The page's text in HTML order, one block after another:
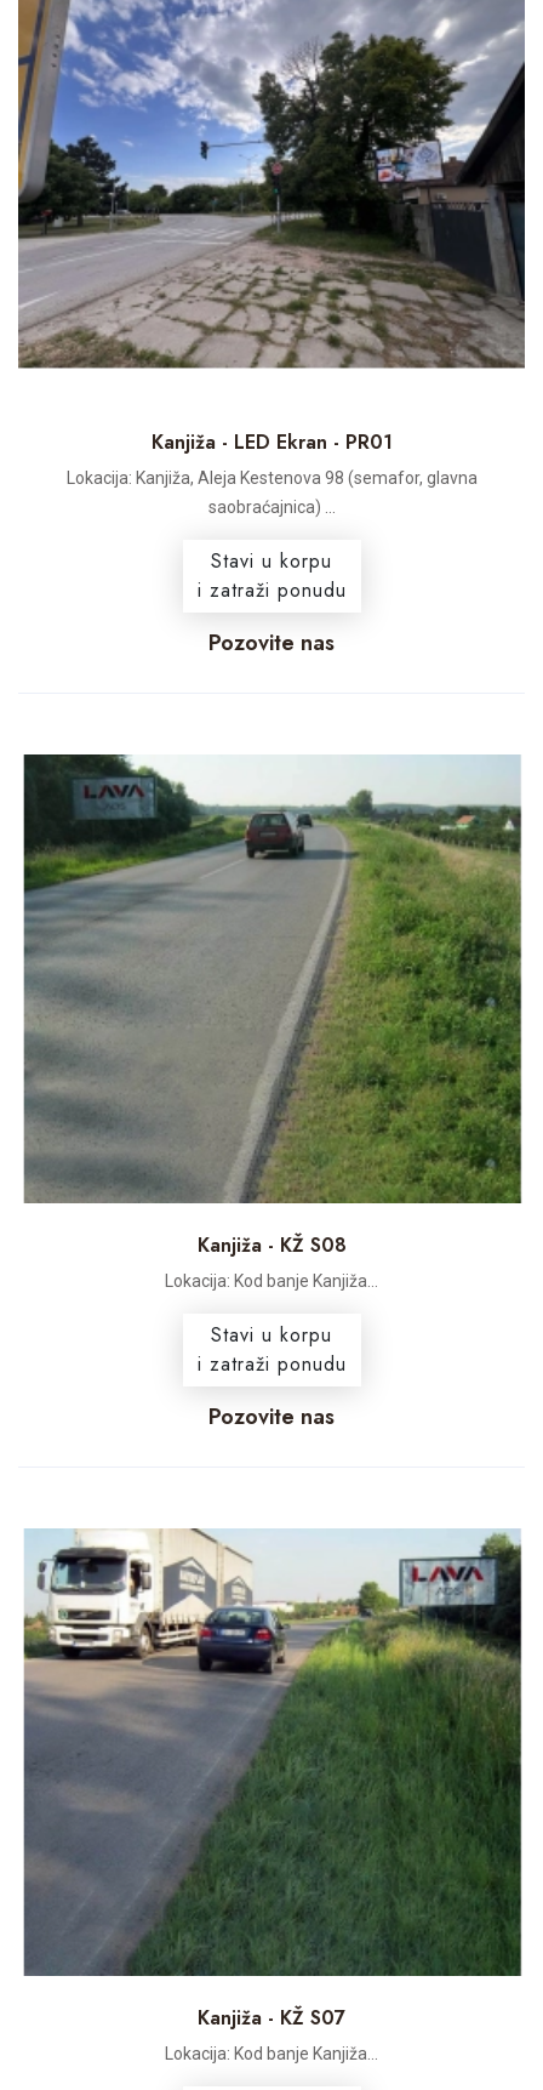
Kanjiža - LED Ekran - PR01
Lokacija: Kanjiža, Aleja Kestenova 98 (semafor, glavna
saobraćajnica) ...
Stavi u korpu
i zatraži ponudu
Pozovite nas
Kanjiža - KŽ S08
Lokacija: Kod banje Kanjiža...
Stavi u korpu
i zatraži ponudu
Pozovite nas
Kanjiža - KŽ S07
Lokacija: Kod banje Kanjiža...